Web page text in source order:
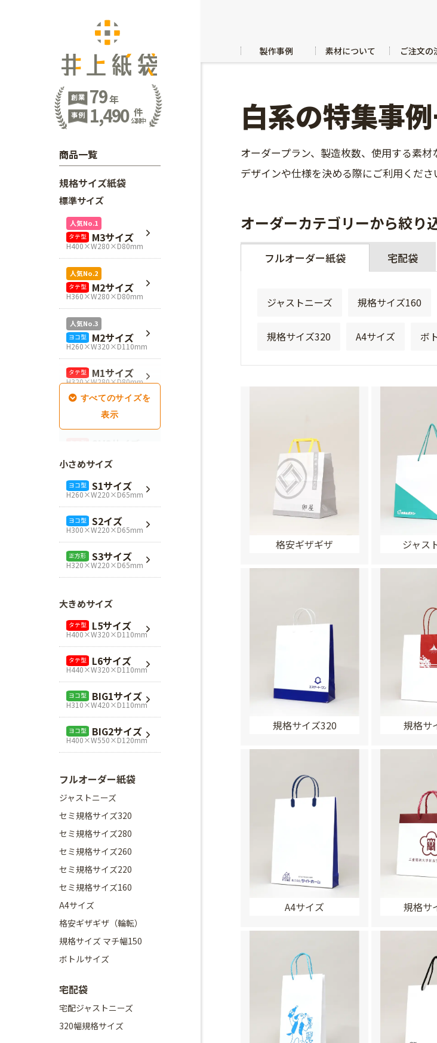
製作事例 素材について ご注文の
白系の特集事
オーダープラン、製造枚数、使用する素材
デザインや仕様を決める際にご利用くださ
オーダーカテゴリーから絞り
フルオーダー紙袋 宅配袋
ジャストニーズ 規格サイズ160
規格サイズ320 A4サイズ ボ
格安ギザギザ ジャス
規格サイズ320 規格サ
A4サイズ 規格サ
創業 79年
事例 1,490 件
公開中
商品一覧
規格サイズ紙袋
標準サイズ
人気No.1
タテ型 M3サイズ
H400×W280×D80mm
人気No.2
タテ型 M2サイズ
H360×W280×D80mm
人気No.3
ヨコ型 M2サイズ
H260×W320×D110mm
タテ型 M1サイズ
H320×W280×D80mm
SM1サイズ
H280×W260×D100mm
SM3サイズ
H360×W260×D100mm
L4サイズ
H360×W320×D110mm
L1サイズ
H240×W320×D110mm
正方形 Mスクエア
H280×W280×D80mm
正方形 Lスクエア
H320×W320×D110mm
小さめサイズ
ヨコ型 S1サイズ
H260×W220×D65mm
ヨコ型 S2イズ
H300×W220×D65mm
正方形 S3サイズ
H320×W220×D65mm
大きめサイズ
タテ型 L5サイズ
H400×W320×D110mm
タテ型 L6サイズ
H440×W320×D110mm
ヨコ型 BIG1サイズ
H310×W420×D110mm
ヨコ型 BIG2サイズ
H400×W550×D120mm
フルオーダー紙袋
ジャストニーズ
セミ規格サイズ320
セミ規格サイズ280
セミ規格サイズ260
セミ規格サイズ220
セミ規格サイズ160
A4サイズ
格安ギザギザ（輪転）
規格サイズ マチ幅150
ボトルサイズ
宅配袋
宅配ジャストニーズ
320幅規格サイズ